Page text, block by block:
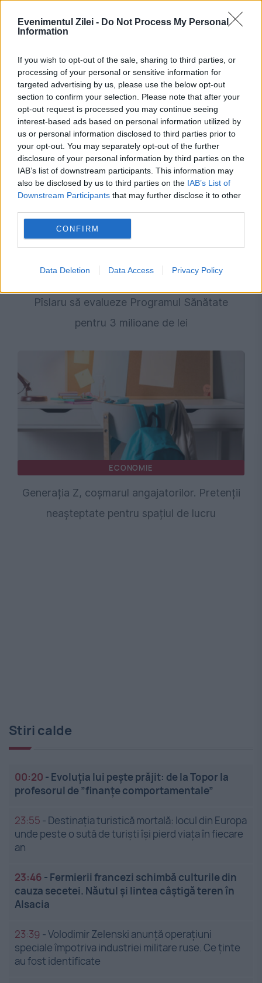
Evenimentul Zilei - Do Not Process My Personal
Information
If you wish to opt-out of the sale, sharing to third parties, or
processing of your personal or sensitive information for
targeted advertising by us, please use the below opt-out
section to confirm your selection. Please note that after your
opt-out request is processed you may continue seeing
interest-based ads based on personal information utilized by
us or personal information disclosed to third parties prior to
your opt-out. You may separately opt-out of the further
disclosure of your personal information by third parties on the
IAB’s list of downstream participants. This information may
also be disclosed by us to third parties on the IAB’s List of
Downstream Participants that may further disclose it to other
CONFIRM
Data Deletion Data Access Privacy Policy
ACTUALITATE
Dragos Pîslaru, PSD și contractele „istorice”
POLITICA
Pîslaru să evalueze Programul Sănătate
pentru 3 milioane de lei
ECONOMIE
Generația Z, coșmarul angajatorilor. Pretenții
neașteptate pentru spațiul de lucru
Stiri calde
00:20 - Evoluția lui pește prăjit: de la Topor la
profesorul de ”finanțe comportamentale”
23:55 - Destinația turistică mortală: locul din Europa
unde peste o sută de turiști își pierd viața în fiecare
an
23:46 - Fermierii francezi schimbă culturile din
cauza secetei. Năutul și lintea câștigă teren în
Alsacia
23:39 -Volodimir Zelenski anunță operațiuni
speciale împotriva industriei militare ruse. Ce ținte
au fost identificate